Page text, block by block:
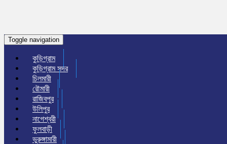
Toggle navigation
কুড়িগ্রাম
কুড়িগ্রাম সদর
চিলমারী
রৌমারী
রাজিবপুর
উলিপুর
নাগেশ্বরী
ফুলবাড়ী
ভুরুঙ্গামারী